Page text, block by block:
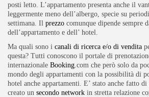
posti letto. L’appartamento presenta anche il
leggermente meno dell’albergo, specie su
settimana. Il prezzo comunque dipende sempre
dell’appartamento e dell’ hotel.
Ma quali sono i canali di ricerca e/o di vendita
questa? Tutti conoscono il portale di
internazionale Booking .com che però solo da
mondo degli appartamenti con la possibilità di
hotel anche appartamenti. E’ stato anche fatto
creato un secondo network in stretta relazione